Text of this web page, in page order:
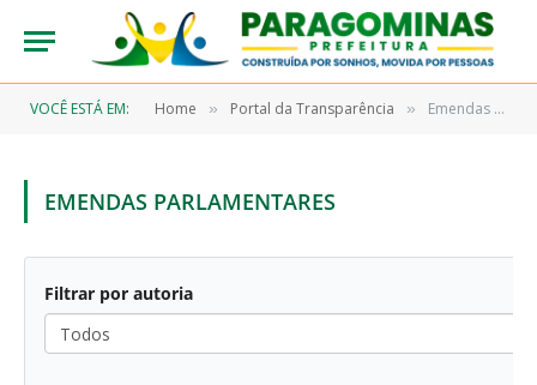
VOCÊ ESTÁ EM: Home » Portal da Transparência » Emendas Parlamentares
EMENDAS PARLAMENTARES
Filtrar por autoria